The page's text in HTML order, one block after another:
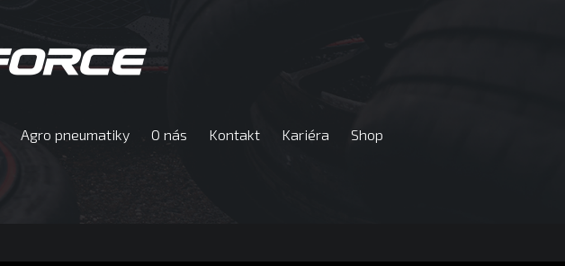
Agro pneumatiky O nás Kontakt Kariéra Shop